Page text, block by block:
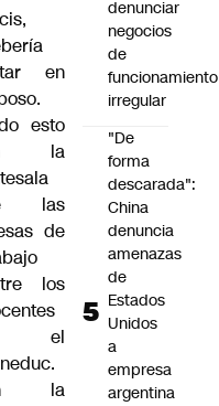
en
esto
la
las
de
los
el
la
denunciar
negocios
de
funcionamiento
irregular
"De
forma
descarada":
China
denuncia
amenazas
de
Estados
Unidos
a
empresa
argentina